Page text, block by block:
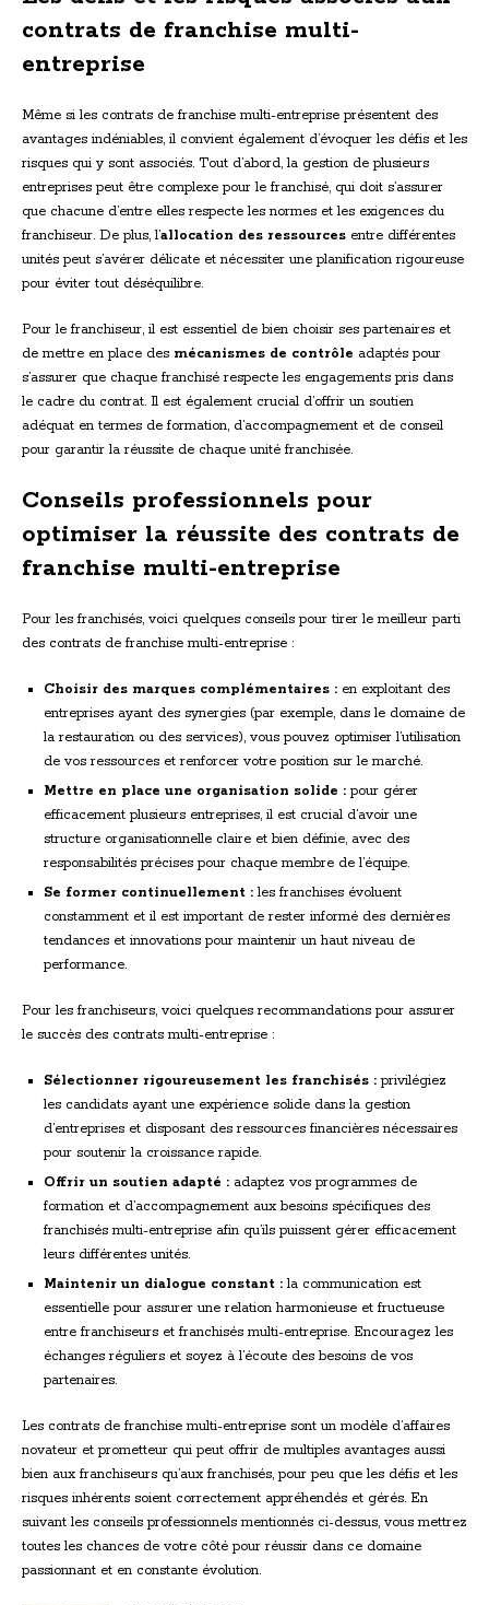
contrats de franchise multi-
entreprise
Même si les contrats de franchise multi-entreprise présentent des
avantages indéniables, il convient également d’évoquer les défis et les
risques qui y sont associés. Tout d’abord, la gestion de plusieurs
entreprises peut être complexe pour le franchisé, qui doit s’assurer
que chacune d’entre elles respecte les normes et les exigences du
franchiseur. De plus, l’allocation des ressources entre différentes
unités peut s’avérer délicate et nécessiter une planification rigoureuse
pour éviter tout déséquilibre.
Pour le franchiseur, il est essentiel de bien choisir ses partenaires et
de mettre en place des mécanismes de contrôle adaptés pour
s’assurer que chaque franchisé respecte les engagements pris dans
le cadre du contrat. Il est également crucial d’offrir un soutien
adéquat en termes de formation, d’accompagnement et de conseil
pour garantir la réussite de chaque unité franchisée.
Conseils professionnels pour
optimiser la réussite des contrats de
franchise multi-entreprise
Pour les franchisés, voici quelques conseils pour tirer le meilleur parti
des contrats de franchise multi-entreprise :
Choisir des marques complémentaires : en exploitant des
entreprises ayant des synergies (par exemple, dans le domaine de
la restauration ou des services), vous pouvez optimiser l’utilisation
de vos ressources et renforcer votre position sur le marché.
Mettre en place une organisation solide : pour gérer
efficacement plusieurs entreprises, il est crucial d’avoir une
structure organisationnelle claire et bien définie, avec des
responsabilités précises pour chaque membre de l’équipe.
Se former continuellement : les franchises évoluent
constamment et il est important de rester informé des dernières
tendances et innovations pour maintenir un haut niveau de
performance.
Pour les franchiseurs, voici quelques recommandations pour assurer
le succès des contrats multi-entreprise :
Sélectionner rigoureusement les franchisés : privilégiez
les candidats ayant une expérience solide dans la gestion
d’entreprises et disposant des ressources financières nécessaires
pour soutenir la croissance rapide.
Offrir un soutien adapté : adaptez vos programmes de
formation et d’accompagnement aux besoins spécifiques des
franchisés multi-entreprise afin qu’ils puissent gérer efficacement
leurs différentes unités.
Maintenir un dialogue constant : la communication est
essentielle pour assurer une relation harmonieuse et fructueuse
entre franchiseurs et franchisés multi-entreprise. Encouragez les
échanges réguliers et soyez à l’écoute des besoins de vos
partenaires.
Les contrats de franchise multi-entreprise sont un modèle d’affaires
novateur et prometteur qui peut offrir de multiples avantages aussi
bien aux franchiseurs qu’aux franchisés, pour peu que les défis et les
risques inhérents soient correctement appréhendés et gérés. En
suivant les conseils professionnels mentionnés ci-dessus, vous mettrez
toutes les chances de votre côté pour réussir dans ce domaine
passionnant et en constante évolution.